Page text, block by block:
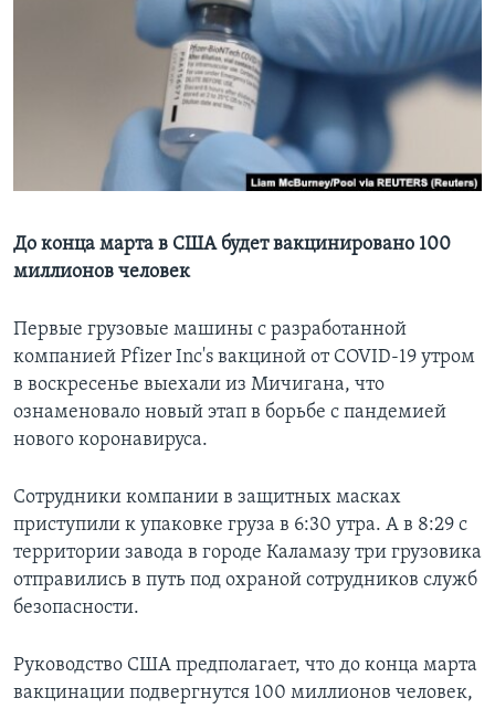
Learning English
До конца марта в США будет вакцинировано 100
миллионов человек
Первые грузовые машины с разработанной
компанией Pfizer Inc's вакциной от COVID-19 утром
в воскресенье выехали из Мичигана, что
ознаменовало новый этап в борьбе с пандемией
нового коронавируса.
Сотрудники компании в защитных масках
приступили к упаковке груза в 6:30 утра. А в 8:29 с
территории завода в городе Каламазу три грузовика
отправились в путь под охраной сотрудников служб
безопасности.
Руководство США предполагает, что до конца марта
вакцинации подвергнутся 100 миллионов человек,